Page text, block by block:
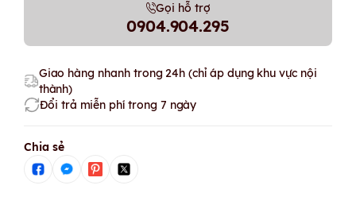
Gọi hỗ trợ
0904.904.295
Giao hàng nhanh trong 24h (chỉ áp dụng khu vực nội
thành)
Đổi trả miễn phí trong 7 ngày
Chia sẻ